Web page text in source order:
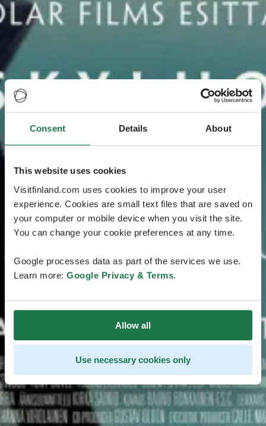
Consent Details About
This website uses cookies
Visitfinland.com uses cookies to improve your user
experience. Cookies are small text files that are saved on
your computer or mobile device when you visit the site.
You can change your cookie preferences at any time.
Google processes data as part of the services we use.
Learn more: Google Privacy & Terms.
Allow all
Use necessary cookies only